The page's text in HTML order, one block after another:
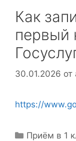
Как
первый
30.01.2026 от
https://
Рубрики
Приём в 1